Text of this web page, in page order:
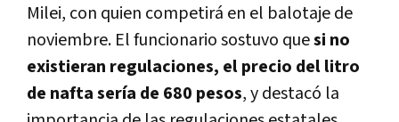
Milei, con quien competirá en el balotaje de
noviembre. El funcionario sostuvo quesi no
existieran regulaciones, el precio del litro
de nafta sería de 680 pesos, y destacó la